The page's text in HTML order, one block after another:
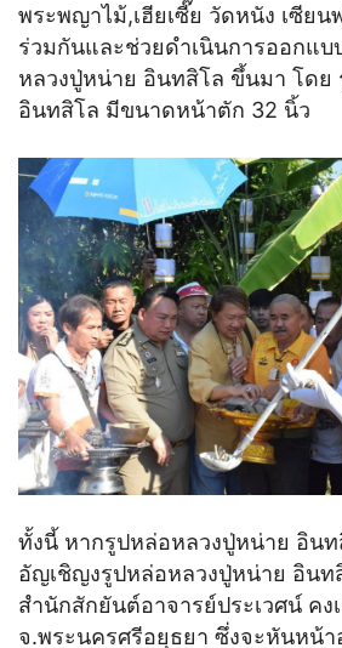
พระพญาไม้,เฮียเซี๊ย วัดหนัง เซียน
ร่วมกันและช่วยดำเนินการออกแบ
หลวงปู่หน่าย อินทสิโล ขึ้นมา โดย
อินทสิโล มีขนาดหน้าตัก 32 นิ้ว
ทั้งนี้ หากรูปหล่อหลวงปู่หน่าย อินท
อัญเชิญงรูปหล่อหลวงปู่หน่าย อินท
สำนักสักยันต์อาจารย์ประเวศน์ คง
จ.พระนครศรีอยุธยา ซึ่งจะหันหน้า